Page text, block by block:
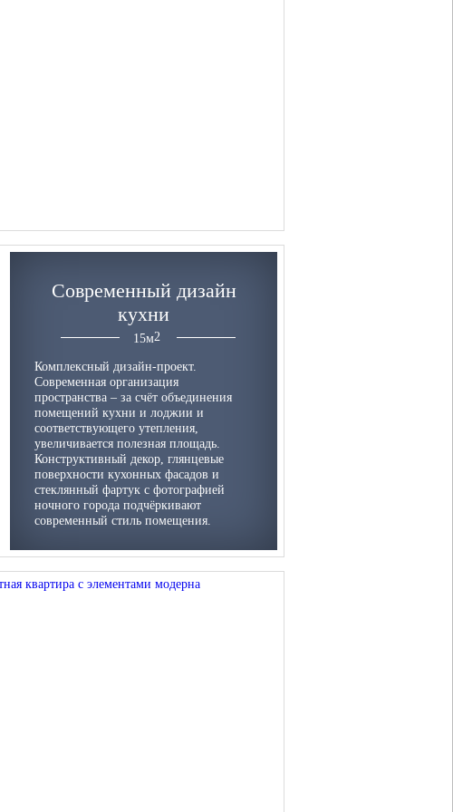
Современный дизайн
кухни
15м
Комплексный дизайн-проект.
Современная организация
пространства – за счёт объединения
помещений кухни и лоджии и
соответствующего утепления,
увеличивается полезная площадь.
Конструктивный декор, глянцевые
поверхности кухонных фасадов и
стеклянный фартук с фотографией
ночного города подчёркивают
современный стиль помещения.